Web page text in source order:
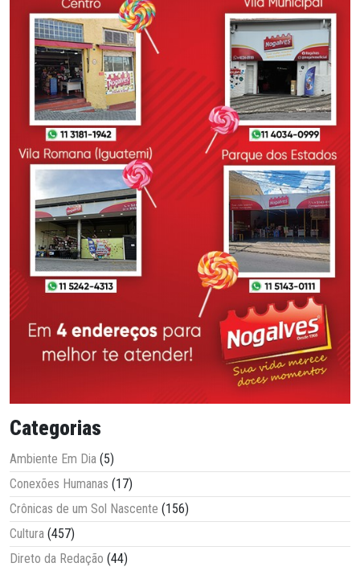
Categorias
Ambiente Em Dia (5)
Conexões Humanas (17)
Crônicas de um Sol Nascente (156)
Cultura (457)
Direto da Redação (44)